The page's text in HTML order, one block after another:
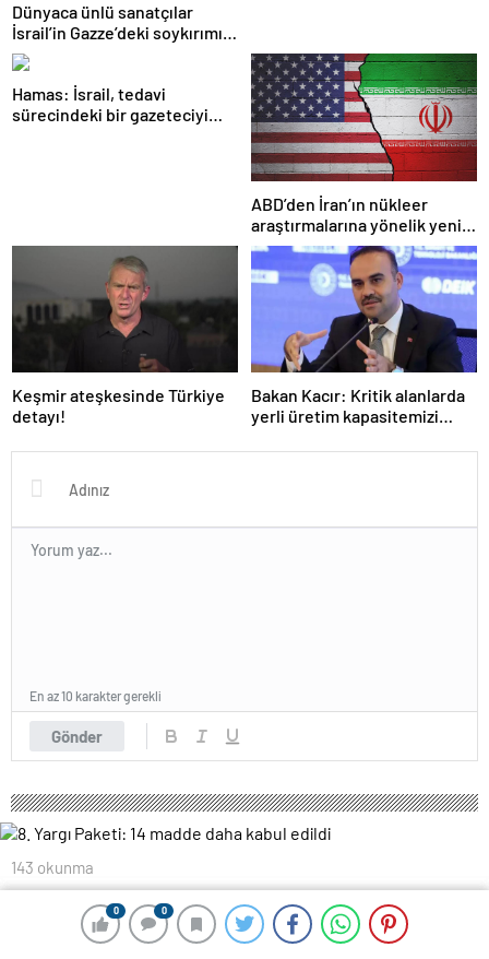
0 0
Dünyaca ünlü sanatçılar
İsrail’in Gazze’deki soykırımını
kınadı
Hamas: İsrail, tedavi
sürecindeki bir gazeteciyi
ABD’den İran’ın nükleer
araştırmalarına yönelik yeni
yaptırımlar
Keşmir ateşkesinde Türkiye
detayı!
Bakan Kacır: Kritik alanlarda
yerli üretim kapasitemizi
Gönder
En az 10 karakter gerekli
143 okunma
8. Yargı Paketi: 14 madde daha kabul
0 0